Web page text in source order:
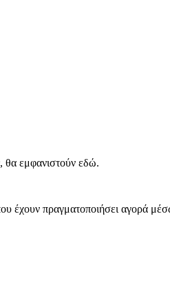
θα εμφανιστούν εδώ.
έχουν πραγματοποιήσει αγορά